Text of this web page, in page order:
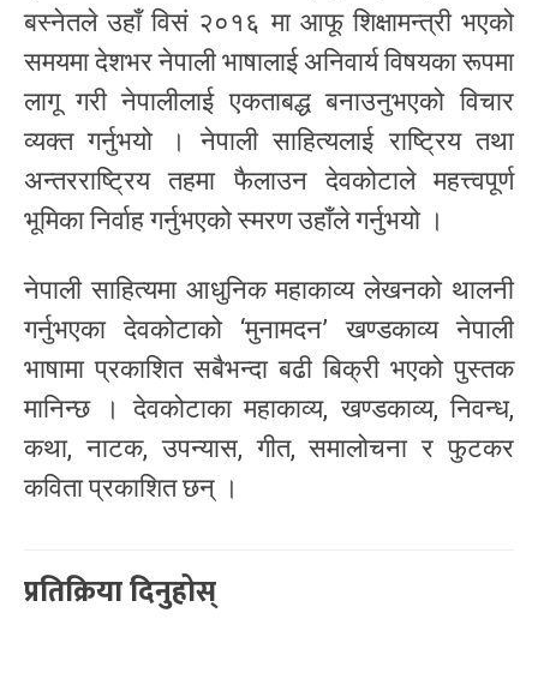
बस्नेतले उहाँ विसं २०१६ मा आफू शिक्षामन्त्री भएको
समयमा देशभर नेपाली भाषालाई अनिवार्य विषयका रूपमा
लागू गरी नेपालीलाई एकताबद्ध बनाउनुभएको विचार
व्यक्त गर्नुभयो । नेपाली साहित्यलाई राष्ट्रिय तथा
अन्तरराष्ट्रिय तहमा फैलाउन देवकोटाले महत्त्वपूर्ण
भूमिका निर्वाह गर्नुभएको स्मरण उहाँले गर्नुभयो ।
नेपाली साहित्यमा आधुनिक महाकाव्य लेखनको थालनी
गर्नुभएका देवकोटाको ‘मुनामदन’ खण्डकाव्य नेपाली
भाषामा प्रकाशित सबैभन्दा बढी बिक्री भएको पुस्तक
मानिन्छ । देवकोटाका महाकाव्य, खण्डकाव्य, निवन्ध,
कथा, नाटक, उपन्यास, गीत, समालोचना र फुटकर
कविता प्रकाशित छन् ।
प्रतिक्रिया दिनुहोस्